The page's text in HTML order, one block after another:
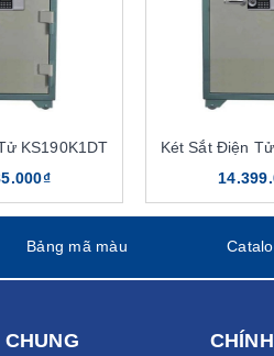
chống cháy có nhiều mẫu mã,
nhiều mức trọng lượng, giá thành
sản xuất hiện đại
tâm hơn khi sử dụng dòng sản
mua két sắt
nhiên mà The One trở thành
người tiêu dùng. Hiểu được điều
két sắt chống
KS190K1DT
Két Sắt Điện
Bảng mã màu